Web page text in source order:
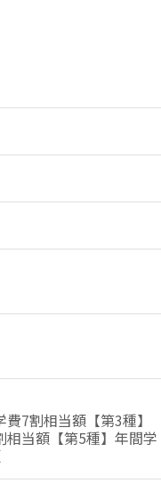
7割相当額【第3種】
当額【第5種】年間学